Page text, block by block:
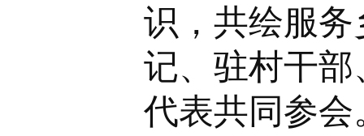
识，共绘服
记、驻村干
代表共同参会